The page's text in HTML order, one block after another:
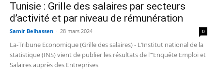
Tunisie : Grille des salaires par secteurs
d’activité et par niveau de rémunération
Samir Belhassen - 28 mars 2024 0
La-Tribune Economique (Grille des salaires) - L’Institut national de la
statistique (INS) vient de publier les résultats de l’"Enquête Emploi et
Salaires auprès des Entreprises